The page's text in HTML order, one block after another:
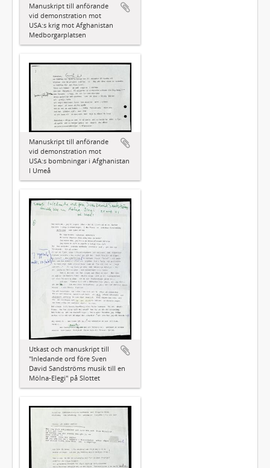
Manuskript till anförande
vid demonstration mot
USA:s krig mot Afghanistan
Medborgarplatsen
Manuskript till anförande
vid demonstration mot
USA:s bombningar i Afghanistan
I Umeå
Utkast och manuskript till
"Inledande ord före Sven
David Sandströms musik till en
Mölna-Elegi" på Slottet